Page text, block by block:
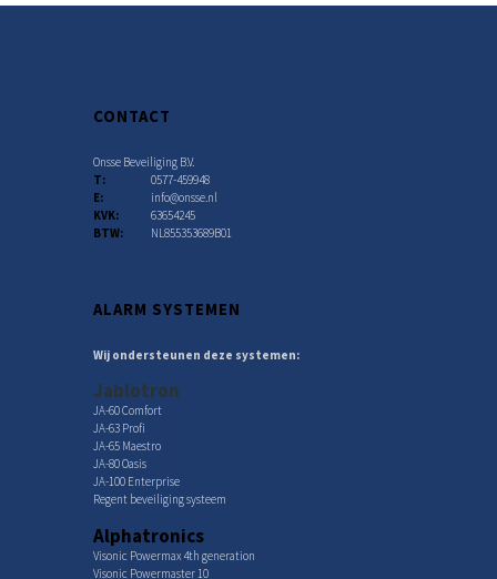
CONTACT
Onsse Beveiliging B.V.
T:
0577-459948
E:
info@onsse.nl
KVK:
63654245
BTW:
NL855353689B01
ALARM SYSTEMEN
Wij ondersteunen deze systemen:
Jablotron
JA-60 Comfort
JA-63 Profi
JA-65 Maestro
JA-80 Oasis
JA-100 Enterprise
Regent beveiliging systeem
Alphatronics
Visonic Powermax 4th generation
Visonic Powermaster 10